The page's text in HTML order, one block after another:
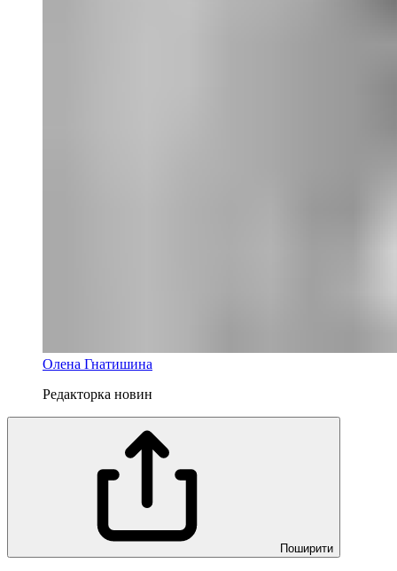
Олена Гнатишина
Редакторка новин
Поширити